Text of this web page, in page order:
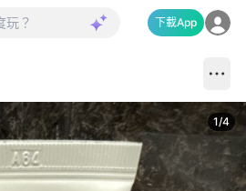
下載App
1/4